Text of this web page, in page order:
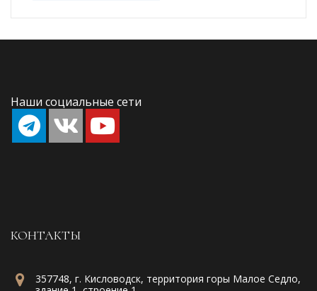
Наши социальные сети
КОНТАКТЫ
357748, г. Кисловодск, территория горы Малое Седло,